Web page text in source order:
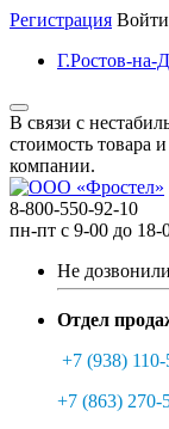
Регистрация Войти
Г.Ростов-на-
В связи с
стоимость товара
компании.
8-800-550-92-10
пн-пт с 9-00 до 18-
Не
Отдел
+7 (938)
+7 (863) 270-